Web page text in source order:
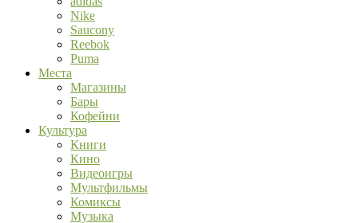
Nike
Saucony
Reebok
Puma
Места
Магазины
Бары
Кофейни
Культура
Книги
Кино
Видеоигры
Мультфильмы
Комиксы
Музыка